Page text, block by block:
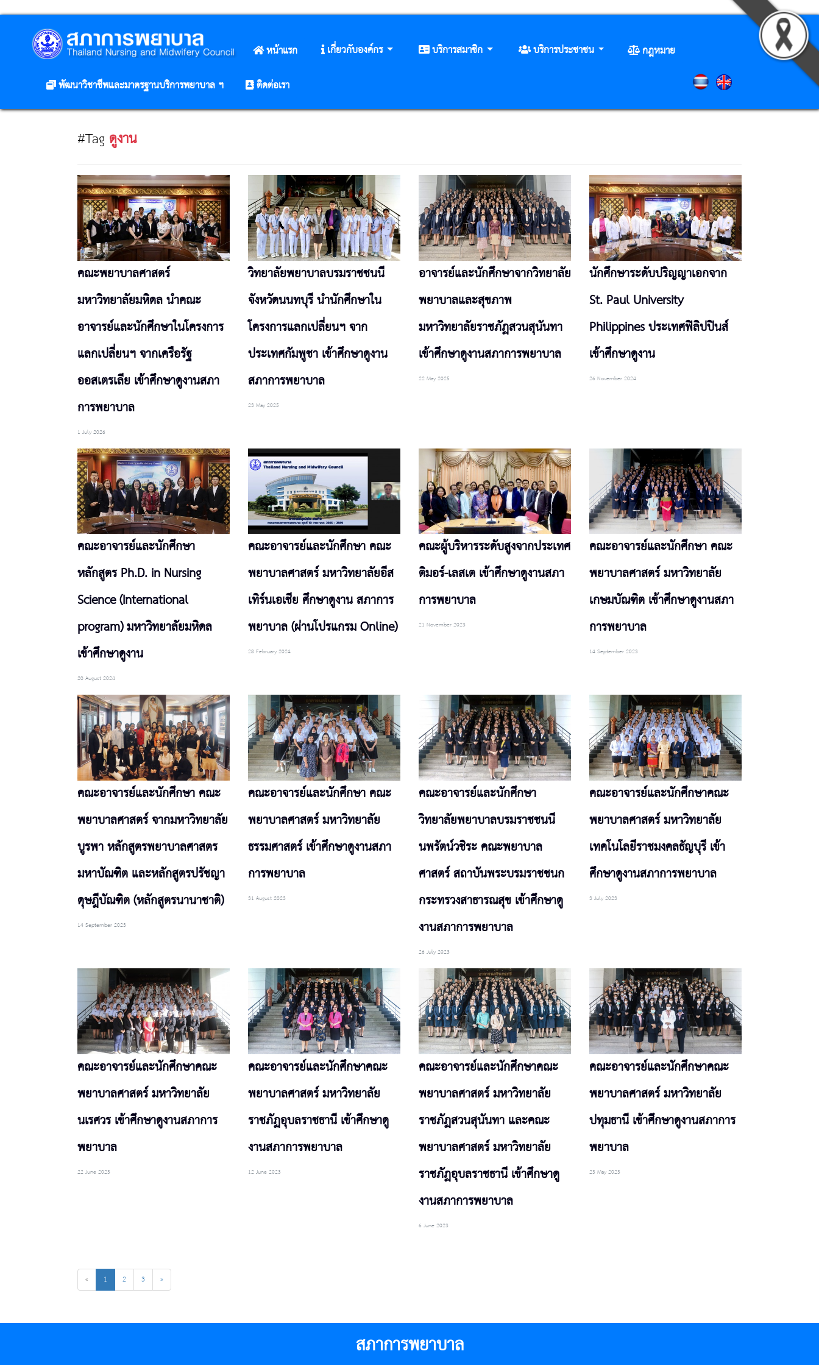
หน้าแรก เกี่ยวกับองค์กร บริการสมาชิก บริการประชาชน
กฎหมาย
พัฒนาวิชาชีพและมาตรฐานบริการพยาบาล ฯ
ติดต่อเรา
#Tag ดูงาน
คณะพยาบาลศาสตร์
มหาวิทยาลัยมหิดล นำคณะ
อาจารย์และนักศึกษาในโครงการ
แลกเปลี่ยนฯ จากเครือรัฐ
ออสเตรเลีย เข้าศึกษาดูงานสภา
การพยาบาล
1 July 2026
วิทยาลัยพยาบาลบรมราชชนนี
จังหวัดนนทบุรี นำนักศึกษาใน
โครงการแลกเปลี่ยนฯ จาก
ประเทศกัมพูชา เข้าศึกษาดูงาน
สภาการพยาบาล
23 May 2025
อาจารย์และนักศึกษาจากวิทยาลัย
พยาบาลและสุขภาพ
มหาวิทยาลัยราชภัฏสวนสุนันทา
เข้าศึกษาดูงานสภาการพยาบาล
22 May 2025
นักศึกษาระดับปริญญาเอกจาก
St. Paul University
Philippines ประเทศฟิลิปปินส์
เข้าศึกษาดูงาน
26 November 2024
คณะอาจารย์และนักศึกษา
หลักสูตร Ph.D. in Nursing
Science (International
program) มหาวิทยาลัยมหิดล
เข้าศึกษาดูงาน
20 August 2024
คณะอาจารย์และนักศึกษา คณะ
พยาบาลศาสตร์ มหาวิทยาลัยอีส
เทิร์นเอเชีย ศึกษาดูงาน สภาการ
พยาบาล (ผ่านโปรแกรม Online)
28 February 2024
คณะผู้บริหารระดับสูงจากประเทศ
ติมอร์-เลสเต เข้าศึกษาดูงานสภา
การพยาบาล
21 November 2023
คณะอาจารย์และนักศึกษา คณะ
พยาบาลศาสตร์ มหาวิทยาลัย
เกษมบัณฑิต เข้าศึกษาดูงานสภา
การพยาบาล
14 September 2023
คณะอาจารย์และนักศึกษา คณะ
พยาบาลศาสตร์ จากมหาวิทยาลัย
บูรพา หลักสูตรพยาบาลศาสตร
มหาบัณฑิต และหลักสูตรปรัชญา
ดุษฎีบัณฑิต (หลักสูตรนานาชาติ)
14 September 2023
คณะอาจารย์และนักศึกษา คณะ
พยาบาลศาสตร์ มหาวิทยาลัย
ธรรมศาสตร์ เข้าศึกษาดูงานสภา
การพยาบาล
31 August 2023
คณะอาจารย์และนักศึกษา
วิทยาลัยพยาบาลบรมราชชนนี
นพรัตน์วชิระ คณะพยาบาล
ศาสตร์ สถาบันพระบรมราชชนก
กระทรวงสาธารณสุข เข้าศึกษาดู
งานสภาการพยาบาล
26 July 2023
คณะอาจารย์และนักศึกษาคณะ
พยาบาลศาสตร์ มหาวิทยาลัย
เทคโนโลยีราชมงคลธัญบุรี เข้า
ศึกษาดูงานสภาการพยาบาล
3 July 2023
คณะอาจารย์และนักศึกษาคณะ
พยาบาลศาสตร์ มหาวิทยาลัย
นเรศวร เข้าศึกษาดูงานสภาการ
พยาบาล
22 June 2023
คณะอาจารย์และนักศึกษาคณะ
พยาบาลศาสตร์ มหาวิทยาลัย
ราชภัฏอุบลราชธานี เข้าศึกษาดู
งานสภาการพยาบาล
12 June 2023
คณะอาจารย์และนักศึกษาคณะ
พยาบาลศาสตร์ มหาวิทยาลัย
ราชภัฏสวนสุนันทา และคณะ
พยาบาลศาสตร์ มหาวิทยาลัย
ราชภัฏอุบลราชธานี เข้าศึกษาดู
งานสภาการพยาบาล
6 June 2023
คณะอาจารย์และนักศึกษาคณะ
พยาบาลศาสตร์ มหาวิทยาลัย
ปทุมธานี เข้าศึกษาดูงานสภาการ
พยาบาล
23 May 2023
« 1 2 3 »
สภาการพยาบาล